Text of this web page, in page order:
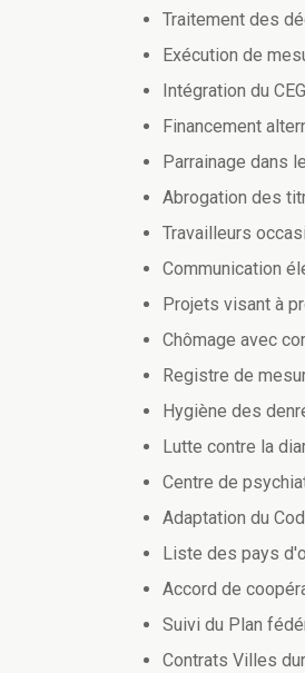
Traitement des
Exécution de
Intégration du
Financement
Parrainage dans
Abrogation des
Travailleurs
Communication
Projets visant à
Chômage avec
Registre de
Hygiène des
Lutte contre la
Centre de
Adaptation du
Liste des pays
Accord de
Suivi du Plan
Contrats Villes